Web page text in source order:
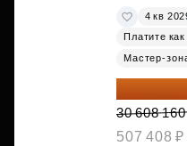
4 кв
Платите как
Мастер-
28 465
30 608
507 408 ₽